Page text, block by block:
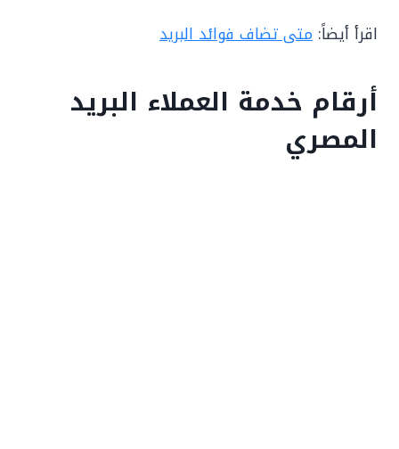
اقرأ أيضاً: متى تضاف فوائد البريد
أرقام خدمة العملاء البريد
المصري